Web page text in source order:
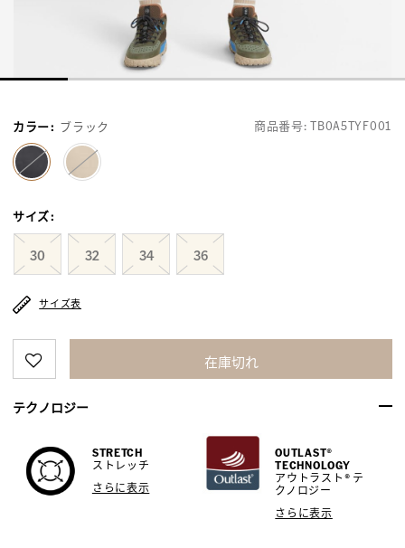
商品番号:TB0A5TYF001
カラー: ブラック
サイズ:
30 32 34 36
サイズ表
在庫切れ
テクノロジー
STRETCH
ストレッチ
さらに表示
OUTLAST®
TECHNOLOGY
アウトラスト® テ
クノロジー
さらに表示